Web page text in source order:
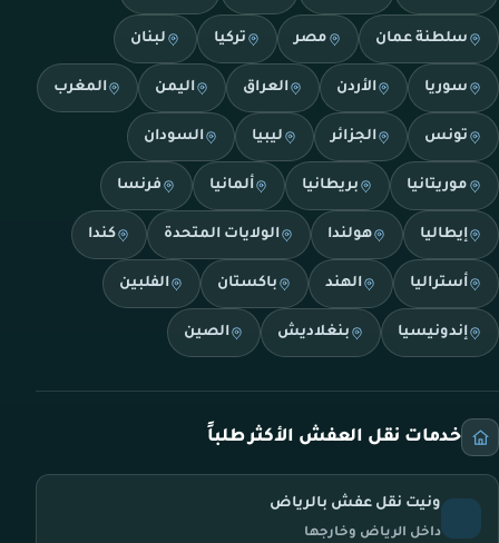
سلطنة عمان مصر تركيا لبنان
سوريا الأردن العراق اليمن المغرب
تونس الجزائر ليبيا السودان
موريتانيا بريطانيا ألمانيا فرنسا
إيطاليا هولندا الولايات المتحدة كندا
أستراليا الهند باكستان الفلبين
إندونيسيا بنغلاديش الصين
خدمات نقل العفش الأكثر طلباً
ونيت نقل عفش بالرياض
داخل الرياض وخارجها